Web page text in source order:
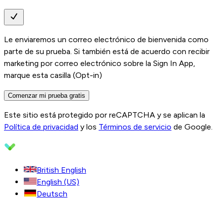
Le enviaremos un correo electrónico de bienvenida como
parte de su prueba. Si también está de acuerdo con recibir
marketing por correo electrónico sobre la Sign In App,
marque esta casilla (Opt-in)
Comenzar mi prueba gratis
Este sitio está protegido por reCAPTCHA y se aplican la
Política de privacidad y los Términos de servicio de Google.
British English
English (US)
Deutsch